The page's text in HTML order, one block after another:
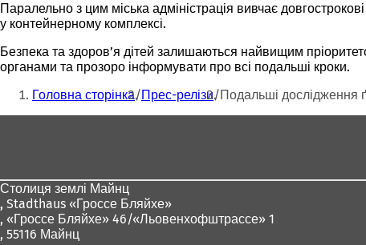
Паралельно з цим міська адміністрація вивчає
у контейнерному комплексі.
Безпека та здоров’я дітей залишаються найвищим
органами та прозоро інформувати про всі подальші кроки.
Ти
тут:
Головна сторінка Прес-релізи Подальші дослідження
Столиця землі Майнц
, Stadthaus «Гроссе Бляйхе»
, «Гроссе Бляйхе» 46/«Льовенхофштрассе» 1
, 55116 Майнц